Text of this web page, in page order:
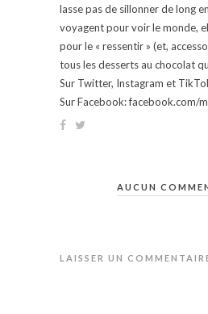
lasse pas de sillonner de long
voyagent pour voir le monde,
pour le « ressentir » (et,
tous les desserts au chocolat
Sur Twitter, Instagram et
Sur Facebook: facebook.com/
AUCUN
LAISSER UN